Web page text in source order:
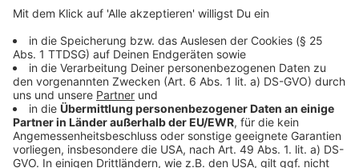
Was dürfen 16- bis 17-Jährige arbeiten?
Mit 16 Jahren erweitern sich die Möglichkeiten:
Alle körperlichen Arbeiten sind erlaubt, solange
sie nicht schwer oder gefährlich sind.
Die Arbeitszeiten liegen zwischen 6:00 Uhr und